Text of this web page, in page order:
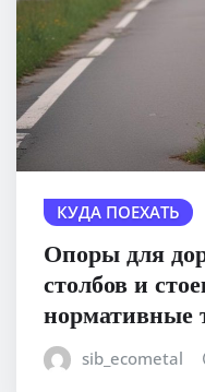
КУДА ПОЕХАТЬ
Опоры для
столбов и
нормативные
sib_ecometal